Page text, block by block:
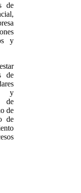
de
y
de
y
de
de
de